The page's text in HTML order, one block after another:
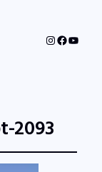
Instagram
2093